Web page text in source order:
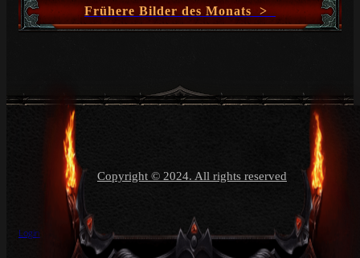
Frühere Bilder des Monats >
Copyright © 2024. All rights reserved
Login